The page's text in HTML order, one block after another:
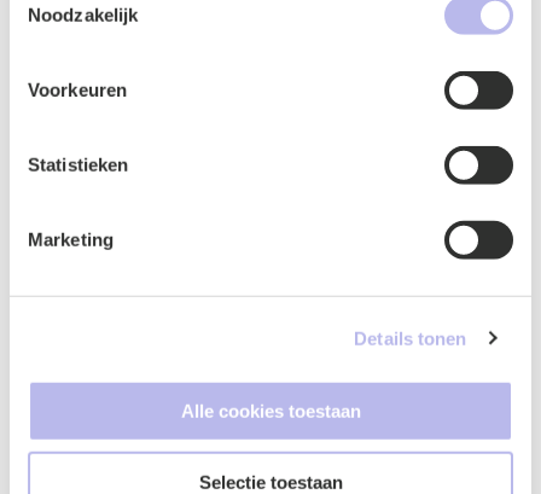
uw gebruik van hun services.
Noodzakelijk
Voorkeuren
Statistieken
Marketing
Details tonen
Alle cookies toestaan
Selectie toestaan
Naam
E-mailadres*
Telefoonnummer*